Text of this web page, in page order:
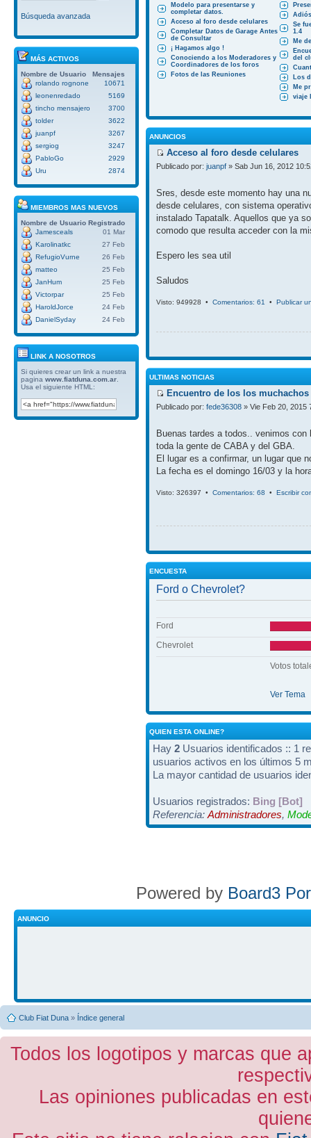
Búsqueda avanzada
MÁS ACTIVOS
Nombre de Usuario
Mensajes
rolando rognone
10671
leonenredado
5169
tincho mensajero
3700
tolder
3622
juanpf
3267
sergiog
3247
PabloGo
2929
Uru
2874
MIEMBROS MAS NUEVOS
Nombre de Usuario Registrado
Jamesceals
01 Mar
Karolinatkc
27 Feb
RefugioVurne
26 Feb
matteo
25 Feb
JanHum
25 Feb
Victorpar
25 Feb
HaroldJorce
24 Feb
DanielSyday
24 Feb
LINK A NOSOTROS
Si quieres crear un link a nuestra
pagina www.fiatduna.com.ar
Usa el siguiente HTML:
Modelo para presentarse y
completar datos.
Acceso al foro desde celulares
Completar Datos de Garage Antes
de Consultar
¡ Hagamos algo !
Conociendo a los Moderadores y
Coordinadores de los foros
Fotos de las Reuniones
Se
1.4
Me
del
Los
Me
viaje
ANUNCIOS
Acceso al foro desde celulares
Publicado por: juanpf » Sab Jun 16, 2012
Sres, desde este momento hay una
desde celulares, con sistema
instalado Tapatalk. Aquellos que ya
comodo que resulta acceder con la
Espero les sea util
Saludos
Visto: 949928 • Comentarios: 61 • Publicar
ULTIMAS NOTICIAS
Encuentro de los los
Publicado por: fede36308 » Vie Feb 20, 2015
Buenas tardes a todos.. venimos
toda la gente de CABA y del GBA.
El lugar es a confirmar, un lugar que
La fecha es el domingo 16/03 y la
Visto: 326397 • Comentarios: 68 • Escribir
ENCUESTA
Ford o Chevrolet?
Ford
Chevrolet
Votos
Ver Tema
QUIEN ESTA ONLINE?
Hay 2 Usuarios identificados :: 1
usuarios activos en los últimos 5
La mayor cantidad de usuarios
Usuarios registrados: Bing [Bot]
Referencia: Administradores,
Powered by Board3
ANUNCIO
Club Fiat Duna » Índice general
Todos los logotipos y marcas que
Las opiniones publicadas en